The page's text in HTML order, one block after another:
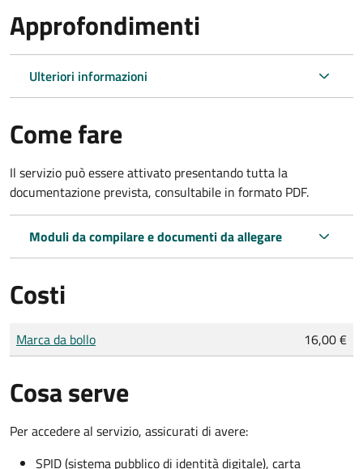
Approfondimenti
Ulteriori informazioni
Come fare
Il servizio può essere attivato presentando tutta la
documentazione prevista, consultabile in formato PDF.
Moduli da compilare e documenti da allegare
Costi
Tipo di pagamento
Importo
Marca da bollo 16,00 €
Cosa serve
Per accedere al servizio, assicurati di avere:
SPID (sistema pubblico di identità digitale), carta